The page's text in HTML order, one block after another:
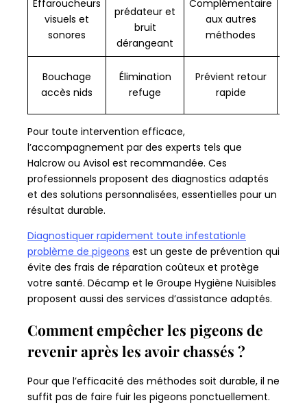
Effaroucheurs
visuels et
sonores
prédateur et
bruit
dérangeant
Complémentaire
aux autres
méthodes
Bouchage
accès nids
Élimination
refuge
Prévient retour
rapide
Pour toute intervention efficace,
l’accompagnement par des experts tels que
Halcrow ou Avisol est recommandée. Ces
professionnels proposent des diagnostics adaptés
et des solutions personnalisées, essentielles pour un
résultat durable.
Diagnostiquer rapidement toute infestationle
problème de pigeons est un geste de prévention qui
évite des frais de réparation coûteux et protège
votre santé. Décamp et le Groupe Hygiène Nuisibles
proposent aussi des services d’assistance adaptés.
Comment empêcher les pigeons de
revenir après les avoir chassés ?
Pour que l’efficacité des méthodes soit durable, il ne
suffit pas de faire fuir les pigeons ponctuellement.